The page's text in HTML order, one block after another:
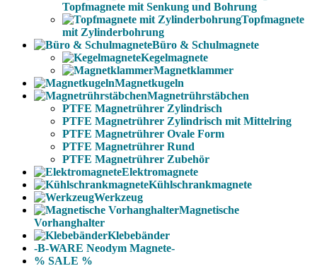
Topfmagnete mit Senkung und Bohrung
Topfmagnete
mit Zylinderbohrung
Büro & Schulmagnete
Kegelmagnete
Magnetklammer
Magnetkugeln
Magnetrührstäbchen
PTFE Magnetrührer Zylindrisch
PTFE Magnetrührer Zylindrisch mit Mittelring
PTFE Magnetrührer Ovale Form
PTFE Magnetrührer Rund
PTFE Magnetrührer Zubehör
Elektromagnete
Kühlschrankmagnete
Werkzeug
Magnetische
Vorhanghalter
Klebebänder
-B-WARE Neodym Magnete-
% SALE %